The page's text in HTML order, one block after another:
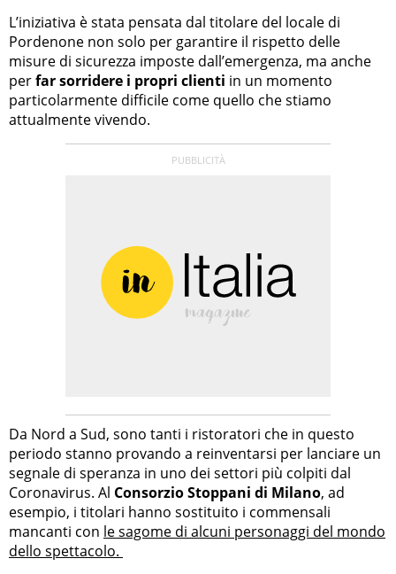
L’iniziativa è stata pensata dal titolare del locale di
Pordenone non solo per garantire il rispetto delle
misure di sicurezza imposte dall’emergenza, ma anche
perfar sorridere i propri clienti in un momento
particolarmente difficile come quello che stiamo
attualmente vivendo.
Da Nord a Sud, sono tanti i ristoratori che in questo
periodo stanno provando a reinventarsi per lanciare un
segnale di speranza in uno dei settori più colpiti dal
Coronavirus. Al Consorzio Stoppani di Milano, ad
esempio, i titolari hanno sostituito i commensali
mancanti con le sagome di alcuni personaggi del mondo
dello spettacolo.